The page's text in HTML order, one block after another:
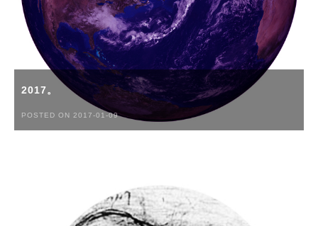
2017。
POSTED ON 2017-01-09